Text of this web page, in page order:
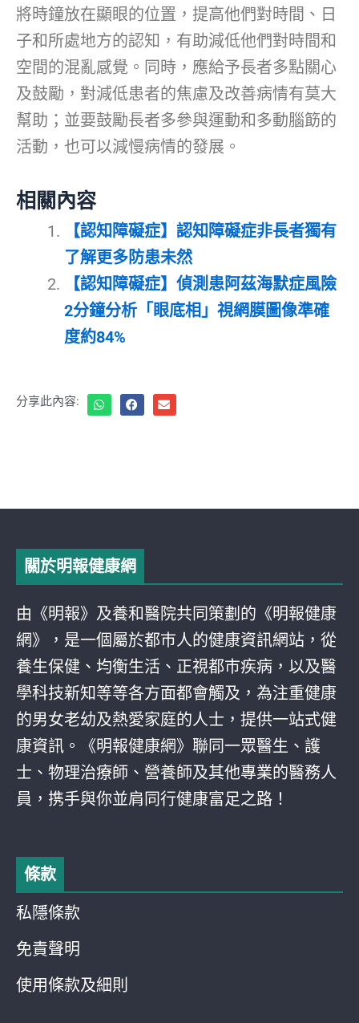
將時鐘放在顯眼的位置，提高他們對時間、日
子和所處地方的認知，有助減低他們對時間和
空間的混亂感覺。同時，應給予長者多點關心
及鼓勵，對減低患者的焦慮及改善病情有莫大
幫助；並要鼓勵長者多參與運動和多動腦筯的
活動，也可以減慢病情的發展。
相關內容
【認知障礙症】認知障礙症非長者獨有
了解更多防患未然
【認知障礙症】偵測患阿茲海默症風險
2分鐘分析「眼底相」視網膜圖像準確
度約84%
分享此內容:
關於明報健康網
由《明報》及養和醫院共同策劃的《明報健康
網》，是一個屬於都巿人的健康資訊網站，從
養生保健、均衡生活、正視都巿疾病，以及醫
學科技新知等等各方面都會觸及，為注重健康
的男女老幼及熱愛家庭的人士，提供一站式健
康資訊。《明報健康網》聯同一眾醫生、護
士、物理治療師、營養師及其他專業的醫務人
員，携手與你並肩同行健康富足之路！
條款
私隱條款
免責聲明
使用條款及細則